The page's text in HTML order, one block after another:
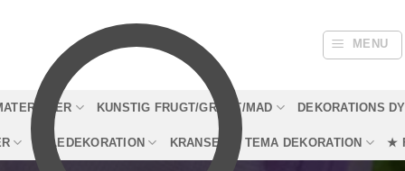
MENU
KUNSTIG FRUGT/GRØNT/MAD DEKORATIONS
JULEDEKORATION KRANSE TEMA DEKORATION ★